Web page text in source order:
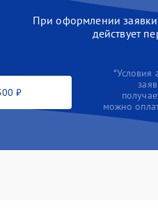
При оформлении заявки
действует
₽
*Условия
можно